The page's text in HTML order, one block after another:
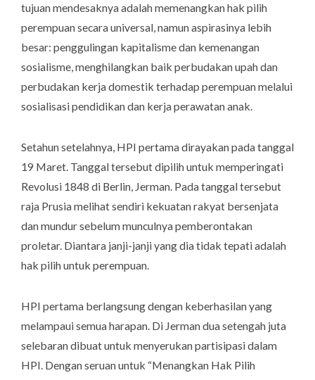
tujuan mendesaknya adalah memenangkan hak pilih
perempuan secara universal, namun aspirasinya lebih
besar: penggulingan kapitalisme dan kemenangan
sosialisme, menghilangkan baik perbudakan upah dan
perbudakan kerja domestik terhadap perempuan melalui
sosialisasi pendidikan dan kerja perawatan anak.
Setahun setelahnya, HPI pertama dirayakan pada tanggal
19 Maret. Tanggal tersebut dipilih untuk memperingati
Revolusi 1848 di Berlin, Jerman. Pada tanggal tersebut
raja Prusia melihat sendiri kekuatan rakyat bersenjata
dan mundur sebelum munculnya pemberontakan
proletar. Diantara janji-janji yang dia tidak tepati adalah
hak pilih untuk perempuan.
HPI pertama berlangsung dengan keberhasilan yang
melampaui semua harapan. Di Jerman dua setengah juta
selebaran dibuat untuk menyerukan partisipasi dalam
HPI. Dengan seruan untuk “Menangkan Hak Pilih